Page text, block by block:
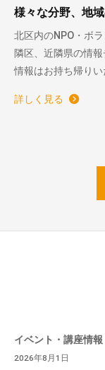
様々な分野、地
北区内のNPO・ボ
隣区、近隣県の情
情報はお持ち帰りい
詳しく見る
イベント・講座情報
2026年8月1日